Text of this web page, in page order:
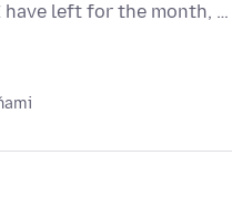
left for the month, …